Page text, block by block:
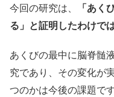
今回の研究は、
「あく
る」と証明したわけで
あくびの最中に脳脊髄
究であり、その変化が
つのかは今後の課題です